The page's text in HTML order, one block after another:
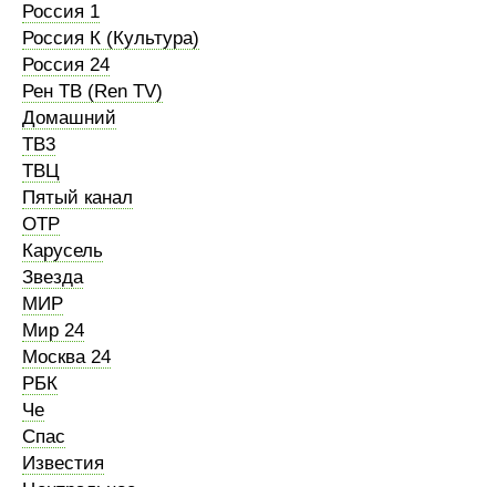
Россия 1
Россия К (Культура)
Россия 24
Рен ТВ (Ren TV)
Домашний
ТВ3
ТВЦ
Пятый канал
ОТР
Карусель
Звезда
МИР
Мир 24
Москва 24
РБК
Че
Спас
Известия